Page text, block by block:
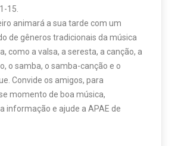
15.
animará a sua tarde com um
de gêneros tradicionais da música
como a valsa, a seresta, a canção, a
o samba, o samba-canção e o
Convide os amigos, para
momento de boa música,
informação e ajude a APAE de